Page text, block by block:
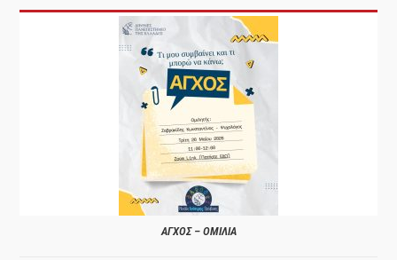
ΑΓΧΟΣ – ΟΜΙΛΙΑ